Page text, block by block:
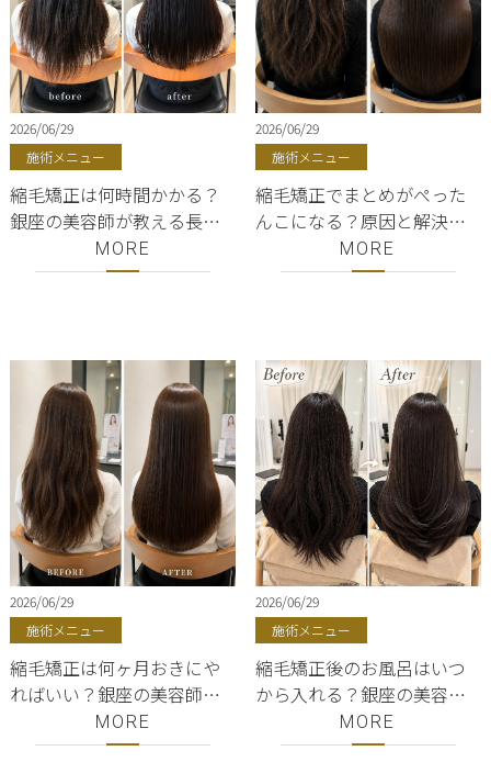
2026/06/29
施術メニュー
縮毛矯正は何時間かかる？
銀座の美容師が教える長さ
別の目安と所要時間｜
ShellBear銀座
MORE
2026/06/29
施術メニュー
縮毛矯正でまとめがぺった
んこになる？原因と解決策
を銀座の美容師が徐々に解
説｜ShellBear銀座
MORE
2026/06/29
施術メニュー
縮毛矯正は何ヶ月おきにや
ればいい？銀座の美容師が
教える最適な頻度｜
ShellBear銀座
MORE
2026/06/29
施術メニュー
縮毛矯正後のお風呂はいつ
から入れる？銀座の美容師
が教える正しいケア方法｜
ShellBear銀座
MORE